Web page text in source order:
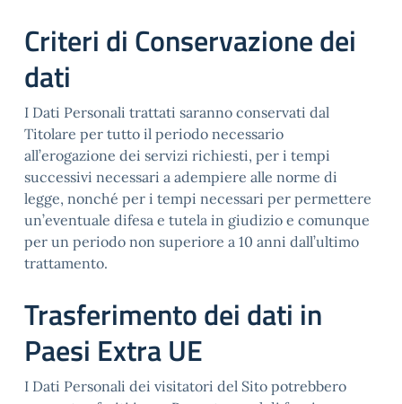
Criteri di Conservazione dei
dati
I Dati Personali trattati saranno conservati dal
Titolare per tutto il periodo necessario
all’erogazione dei servizi richiesti, per i tempi
successivi necessari a adempiere alle norme di
legge, nonché per i tempi necessari per permettere
un’eventuale difesa e tutela in giudizio e comunque
per un periodo non superiore a 10 anni dall’ultimo
trattamento.
Trasferimento dei dati in
Paesi Extra UE
I Dati Personali dei visitatori del Sito potrebbero